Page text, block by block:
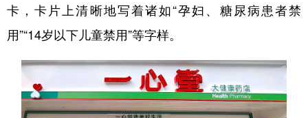
经济 服务 云南故事
云南青年说 趣看文物
卡，卡片上清晰地写着诸如“孕妇、糖尿病患者禁
用”“14岁以下儿童禁用”等字样。